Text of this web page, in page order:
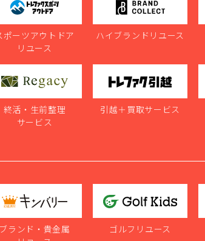
ポーツアウトドア
リユース
ハイブランドリユース
終活・生前整理
サービス
引越＋買取サービス
ブランド・貴金属
ゴルフリユース